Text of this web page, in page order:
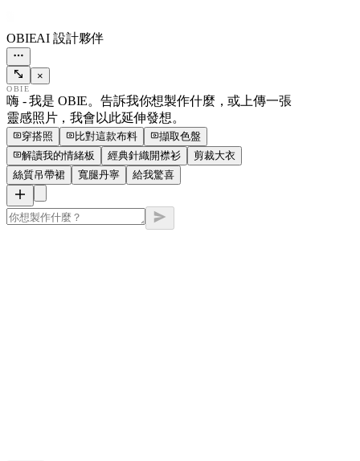
OBIEAI 設計夥伴
×
OBIE
嗨 - 我是 OBIE。告訴我你想製作什麼，或上傳一張
靈感照片，我會以此延伸發想。
穿搭照 比對這款布料
擷取色盤
解讀我的情緒板
經典針織開襟衫
剪裁大衣
絲質吊帶裙
寬腿丹寧 給我驚喜